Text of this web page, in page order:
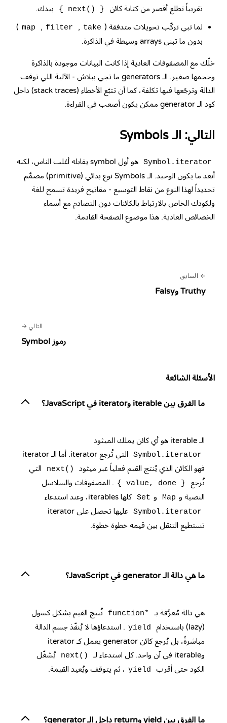
تقريباً تطلع أقصر من كتابة كائن
{ next() }
بيدك.
لما تبي تركّب تحويلات متدفقة ( take
,
filter
,
map
)
بدون ما تبني arrays وسيطة في الذاكرة.
خلّك مع المصفوفات العادية إذا كانت البيانات موجودة بالذاكرة
وحجمها صغير. الـ generators ما تجي ببلاش - الآلية اللي توقف
الدالة وترجّعها فيها تكلفة، كما أن تتبّع الأخطاء (stack traces) داخل
كود الـ generator ممكن يكون أصعب في القراءة.
التالي: الـ Symbols
Symbol.iterator
هو أول symbol يقابله أغلب الناس، لكنه
أبعد ما يكون الوحيد. الـ Symbols نوع بدائي (primitive) مصمَّم
تحديداً لهذا النوع من نقاط التوسيع - مفاتيح فريدة تسمح للغة
ولكودك الخاص بالارتباط بالكائنات دون التصادم مع أسماء
الخصائص العادية. هذا موضوع الصفحة القادمة.
السابق
Truthy وFalsy
التالي
رموز Symbol
الأسئلة الشائعة
ما الفرق بين iterable وiterator في JavaScript؟
الـ iterable هو أي كائن يملك الميثود
Symbol.iterator
التي تُرجع iterator. أما الـ iterator
فهو الكائن الذي يُنتج القيم فعلياً عبر ميثود
next()
التي
تُرجع
{ value, done } . المصفوفات والسلاسل
النصية و Map و Set كلها iterables، وعند استدعاء
Symbol.iterator
عليها تحصل على iterator
تستطيع التنقل بين قيمه خطوة خطوة.
ما هي دالة الـ generator في JavaScript؟
هي دالة مُعرَّفة بـ function*
تُنتج القيم بشكل كسول
(lazy) باستخدام
yield . استدعاؤها لا يُنفّذ جسم الدالة
مباشرةً، بل يُرجع كائن generator يعمل كـ iterator
وiterable في آن واحد. كل استدعاء لـ
next()
يُشغّل
الكود حتى أقرب
yield ، ثم يتوقف ويُعيد القيمة.
ما الفرق بين yield وreturn داخل الـ generator؟